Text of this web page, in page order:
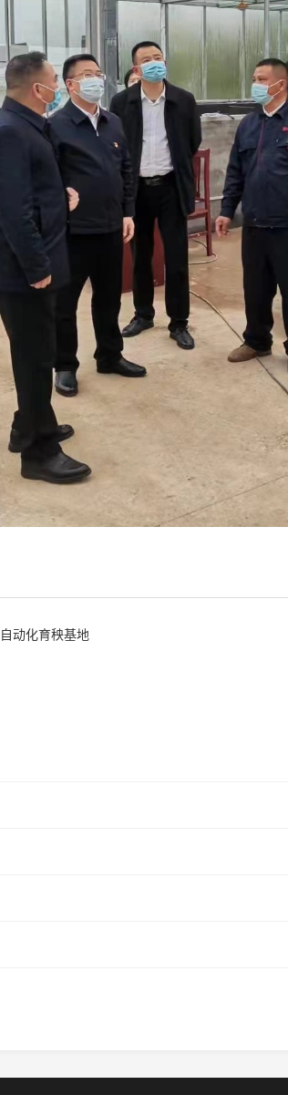
动化育秧基地